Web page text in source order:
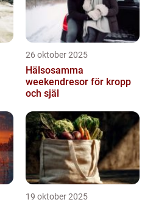
26 oktober 2025
Hälsosamma
weekendresor för kropp
och själ
19 oktober 2025